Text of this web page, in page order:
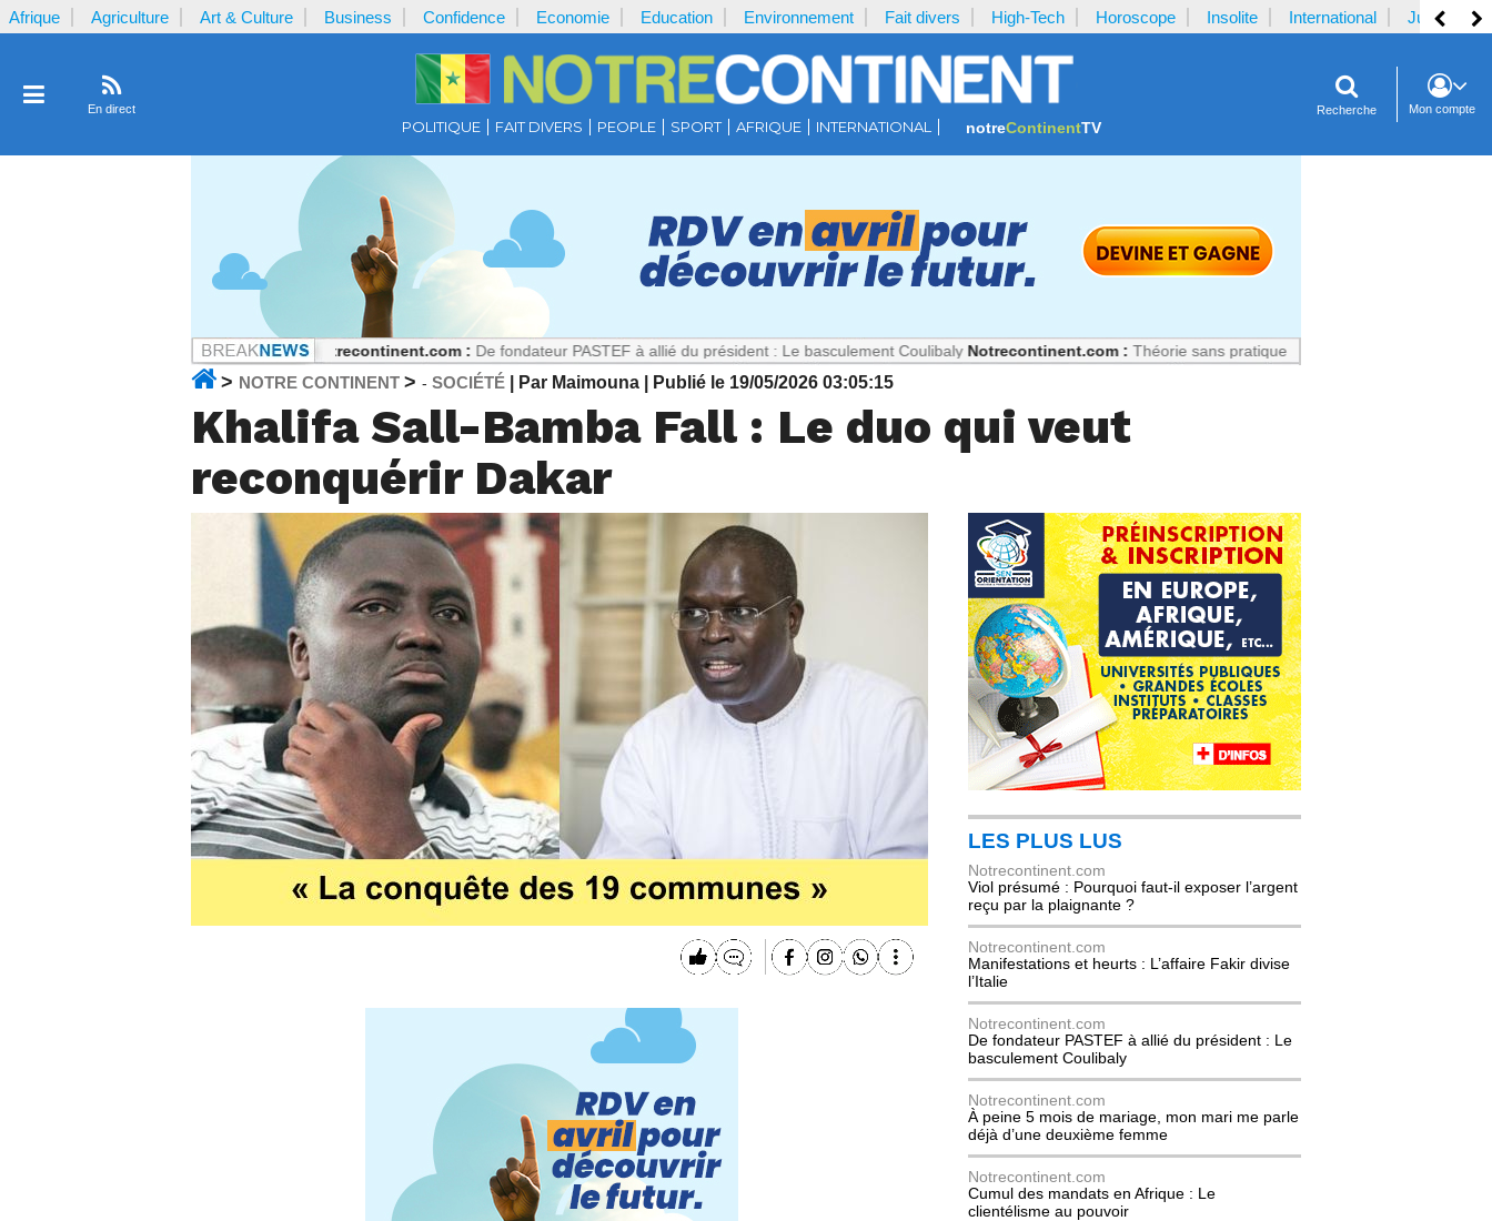
Afrique Agriculture Art & Culture Business Confidence Economie Education Environnement Fait divers High-Tech Horoscope Insolite International Justice
En direct
POLITIQUE FAIT DIVERS PEOPLE SPORT AFRIQUE INTERNATIONAL notreContinentTV
Recherche Mon compte
reçu par la plaignante ? Notrecontinent.com : De fondateur PASTEF à allié du président : Le basculement Coulibaly Notrecontinent.com : Théorie sans pratique : La recette du désastre des séries
> NOTRE CONTINENT > - SOCIÉTÉ | Par Maimouna | Publié le 19/05/2026 03:05:15
Khalifa Sall-Bamba Fall : Le duo qui veut
reconquérir Dakar
LES PLUS LUS
Notrecontinent.com
Viol présumé : Pourquoi faut-il exposer l’argent
reçu par la plaignante ?
Notrecontinent.com
Manifestations et heurts : L’affaire Fakir divise
l’Italie
Notrecontinent.com
De fondateur PASTEF à allié du président : Le
basculement Coulibaly
Notrecontinent.com
À peine 5 mois de mariage, mon mari me parle
déjà d’une deuxième femme
Notrecontinent.com
Cumul des mandats en Afrique : Le
clientélisme au pouvoir